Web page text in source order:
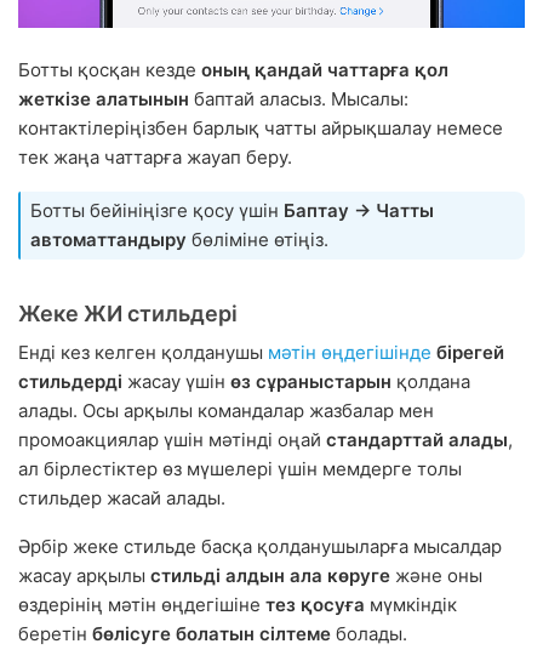
Ботты қосқан кезде оның қандай чаттарға қол
жеткізе алатынын баптай аласыз. Мысалы:
контактілеріңізбен барлық чатты айрықшалау немесе
тек жаңа чаттарға жауап беру.
Ботты бейініңізге қосу үшін Баптау → Чатты
автоматтандыру бөліміне өтіңіз.
Жеке ЖИ стильдері
Енді кез келген қолданушы мәтін өңдегішінде бірегей
стильдерді жасау үшін өз сұраныстарын қолдана
алады. Осы арқылы командалар жазбалар мен
промоакциялар үшін мәтінді оңай стандарттай алады,
ал бірлестіктер өз мүшелері үшін мемдерге толы
стильдер жасай алады.
Әрбір жеке стильде басқа қолданушыларға мысалдар
жасау арқылы стильді алдын ала көруге және оны
өздерінің мәтін өңдегішіне тез қосуға мүмкіндік
беретін бөлісуге болатын сілтеме болады.